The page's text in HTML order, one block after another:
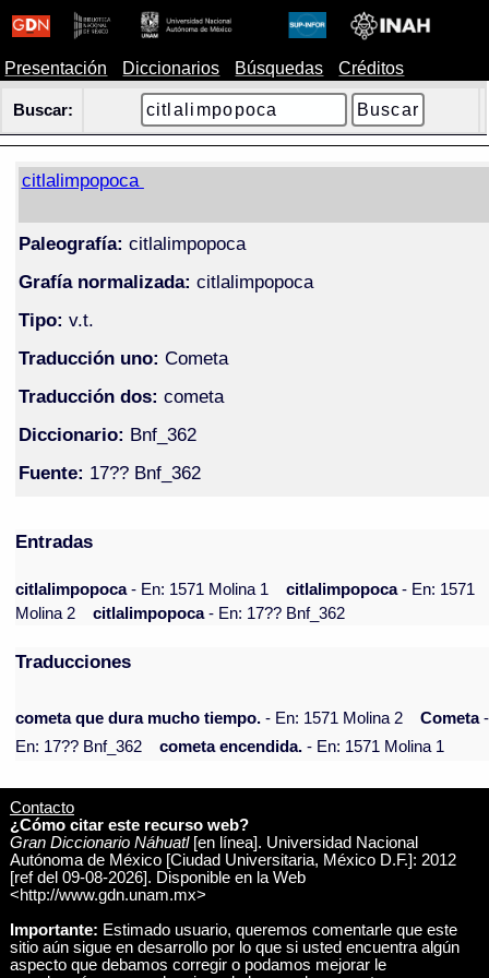
Presentación Diccionarios Búsquedas Créditos
Buscar:
citlalimpopoca
Paleografía: citlalimpopoca
Grafía normalizada: citlalimpopoca
Tipo: v.t.
Traducción uno: Cometa
Traducción dos: cometa
Diccionario: Bnf_362
Fuente: 17?? Bnf_362
Entradas
citlalimpopoca- En: 1571 Molina 1 citlalimpopoca- En: 1571
Molina 2
citlalimpopoca- En: 17?? Bnf_362
Traducciones
cometa que dura mucho tiempo. - En: 1571 Molina 2 Cometa-
En: 17?? Bnf_362
cometa encendida. - En: 1571 Molina 1
Contacto
¿Cómo citar este recurso web?
Gran Diccionario Náhuatl[en línea]. Universidad Nacional
Autónoma de México [Ciudad Universitaria, México D.F.]: 2012
[ref del 09-08-2026]. Disponible en la Web
<http://www.gdn.unam.mx>
Importante: Estimado usuario, queremos comentarle que este
sitio aún sigue en desarrollo por lo que si usted encuentra algún
aspecto que debamos corregir o podamos mejorar le